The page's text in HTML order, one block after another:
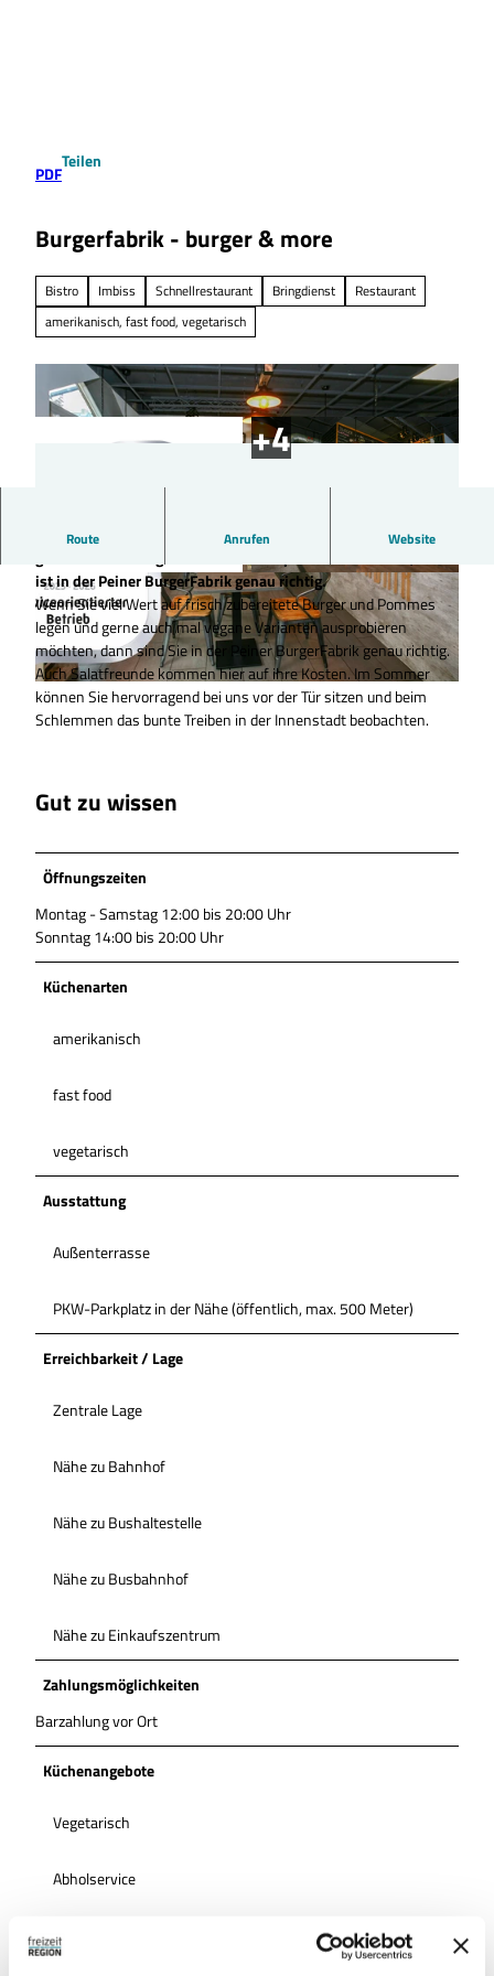
PDF
Teilen
Burgerfabrik - burger & more
Bistro Imbiss Schnellrestaurant Bringdienst
Restaurant
amerikanisch, fast food, vegetarisch
©
©CC0 ©CC0
Route Anrufen Website
Wer Wert auf frisch zubereitete Burger und Pommes legt, und
ist in der Peiner BurgerFabrik genau richtig.
Wenn Sie viel Wert auf frisch zubereitete Burger und Pommes
legen und gerne auch mal vegane Varianten ausprobieren
möchten, dann sind Sie in der Peiner BurgerFabrik genau richtig.
Auch Salatfreunde kommen hier auf ihre Kosten. Im Sommer
können Sie hervorragend bei uns vor der Tür sitzen und beim
Schlemmen das bunte Treiben in der Innenstadt beobachten.
Gut zu wissen
Öffnungszeiten
Montag - Samstag 12:00 bis 20:00 Uhr
Sonntag 14:00 bis 20:00 Uhr
Küchenarten
amerikanisch
fast food
vegetarisch
Ausstattung
Außenterrasse
PKW-Parkplatz in der Nähe (öffentlich, max. 500 Meter)
Erreichbarkeit / Lage
Zentrale Lage
Nähe zu Bahnhof
Nähe zu Bushaltestelle
Nähe zu Busbahnhof
Nähe zu Einkaufszentrum
Zahlungsmöglichkeiten
Barzahlung vor Ort
Küchenangebote
Vegetarisch
Abholservice
Vegan